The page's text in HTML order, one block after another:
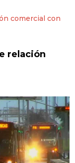
relación